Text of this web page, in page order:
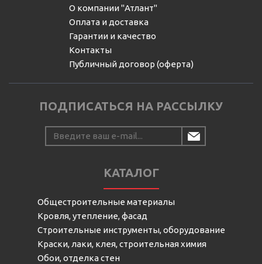
О компании "Атлант"
Оплата и доставка
Гарантии и качество
Контакты
Публичный договор (оферта)
ПОДПИСАТЬСЯ НА РАССЫЛКУ
КАТАЛОГ
Общестроительные материалы
Кровля, утепление, фасад
Строительные инструменты, оборудование
Краски, лаки, клея, строительная химия
Обои, отделка стен